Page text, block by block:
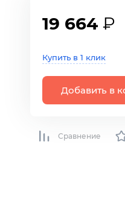
19 664 ₽
Купить в 1 клик
Добавить в
Сравнение